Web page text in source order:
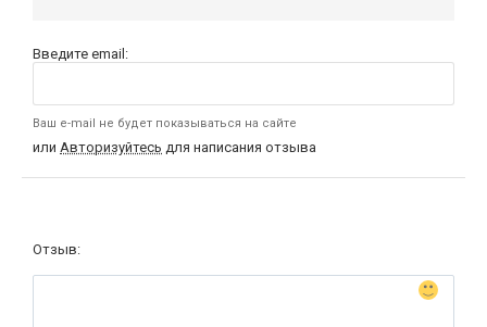
Введите email:
Ваш e-mail не будет показываться на сайте
или Авторизуйтесь для написания отзыва
Отзыв: